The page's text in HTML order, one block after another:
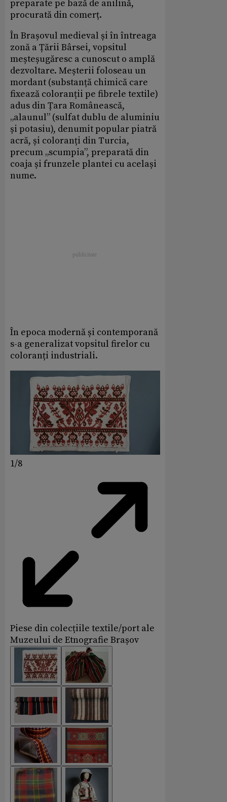
preparate pe bază de anilină,
procurată din comerț.
În Brașovul medieval și în întreaga
zonă a Țării Bârsei, vopsitul
meșteșugăresc a cunoscut o amplă
dezvoltare. Meșterii foloseau un
mordant (substanță chimică care
fixează coloranții pe fibrele textile)
adus din Țara Românească,
„alaunul” (sulfat dublu de aluminiu
și potasiu), denumit popular piatră
acră, și coloranți din Turcia,
precum „scumpia”, preparată din
coaja și frunzele plantei cu același
nume.
În epoca modernă și contemporană
s-a generalizat vopsitul firelor cu
coloranți industriali.
1/8
Piese din colecțiile textile/port ale
Muzeului de Etnografie Brașov